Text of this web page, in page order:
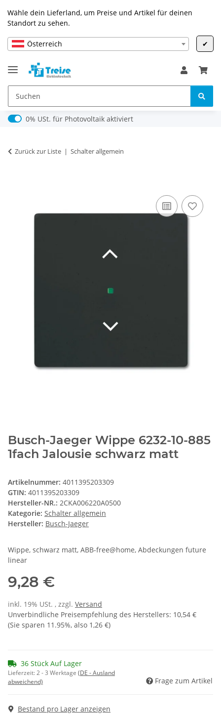
Wähle dein Lieferland, um Preise und Artikel für deinen
Standort zu sehen.
Österreich ✔
0% USt. für Photovoltaik (§ 12 Abs. 3 UStG)
0% USt. für Photovoltaik aktiviert
Zurück zur Liste Schalter allgemein
Busch-Jaeger Wippe 6232-10-885
1fach Jalousie schwarz matt
Artikelnummer: 4011395203309
GTIN: 4011395203309
Hersteller-NR.: 2CKA006220A0500
Kategorie: Schalter allgemein
Hersteller: Busch-Jaeger
Wippe, schwarz matt, ABB-free@home, Abdeckungen future
linear
9,28 €
inkl. 19% USt. , zzgl. Versand
Unverbindliche Preisempfehlung des Herstellers: 10,54 €
(Sie sparen 11.95%, also 1,26 €)
36 Stück Auf Lager
Lieferzeit:2 - 3 Werktage (DE - Ausland
abweichend)
Frage zum Artikel
Bestand pro Lager anzeigen